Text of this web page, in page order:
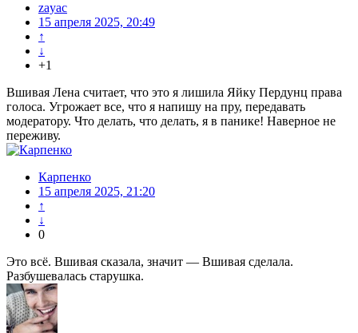
zayac
15 апреля 2025, 20:49
↑
↓
+1
Вшивая Лена считает, что это я лишила Яйку Пердунц права
голоса. Угрожает все, что я напишу на пру, передавать
модератору. Что делать, что делать, я в панике! Наверное не
переживу.
Карпенко
15 апреля 2025, 21:20
↑
↓
0
Это всё. Вшивая сказала, значит — Вшивая сделала.
Разбушевалась старушка.